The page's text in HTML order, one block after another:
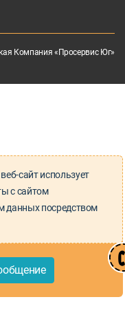
Компания «Просервис Юг»
сайт использует
с сайтом
данных посредством